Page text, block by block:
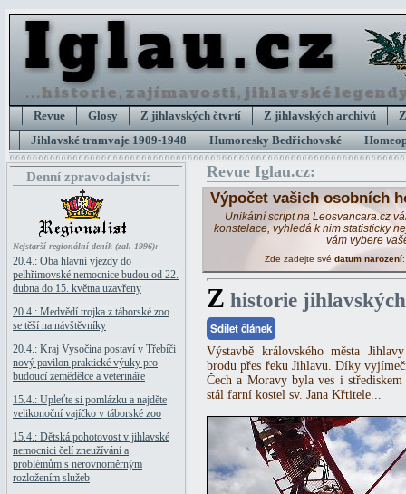
Revue Glosy Z jihlavských čtvrtí Z jihlavských archivů
Jihlavské tramvaje 1909-1948
Humoresky Bedřichovské
Denní zpravodajství:
Nejstarší regionální deník (zal. 1996):
20.4.: Oba hlavní vjezdy do
pelhřimovské nemocnice budou od 22.
dubna do 15. května uzavřeny
20.4.: Medvědí trojka z táborské zoo
se těší na návštěvníky
20.4.: Kraj Vysočina postaví v Třebíči
nový pavilon praktické výuky pro
budoucí zemědělce a veterináře
15.4.: Upleťte si pomlázku a najděte
velikonoční vajíčko v táborské zoo
15.4.: Dětská pohotovost v jihlavské
nemocnici čelí zneužívání a
problémům s nerovnoměrným
rozložením služeb
Revue Iglau.cz:
Výpočet vašich osobních
Unikátní script na Leosvancara.cz
konstelace, vyhledá k nim statisticky
vám vybere
Zde zadejte své datum narození
Z historie
Sdílet článek
Výstavbě královského města
brodu přes řeku Jihlavu. Díky
Čech a Moravy byla ves i
stál farní kostel sv. Jana Křtitele...